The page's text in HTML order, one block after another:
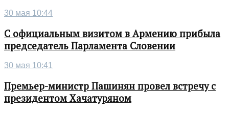
30 мая 10:44
С официальным визитом в Армению прибыла
председатель Парламента Словении
30 мая 10:41
Премьер-министр Пашинян провел встречу с
президентом Хачатуряном